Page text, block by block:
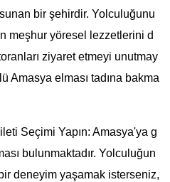
bir şehirdir. Yolculuğunu
meşhur yöresel lezzetlerini d
ziyaret etmeyi unutmay
Amasya elması tadına bakma
Seçimi Yapın: Amasya'ya g
bulunmaktadır. Yolculuğun
deneyim yaşamak isterseniz,